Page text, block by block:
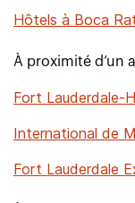
Hôtels à Boca
À proximité d’un
Fort Lauderdale-
International de
Fort Lauderdale